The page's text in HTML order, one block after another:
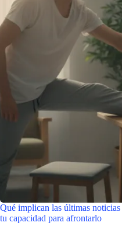
Qué implican las últimas
tu capacidad para afrontarlo